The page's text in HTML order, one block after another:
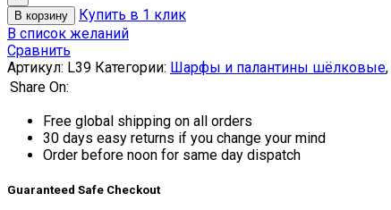
В корзину
Купить в 1 клик
В список желаний
Сравнить
Артикул: L39 Категории: Шарфы и палантины шёлковые,
Share On:
Free global shipping on all orders
30 days easy returns if you change your mind
Order before noon for same day dispatch
Guaranteed Safe Checkout